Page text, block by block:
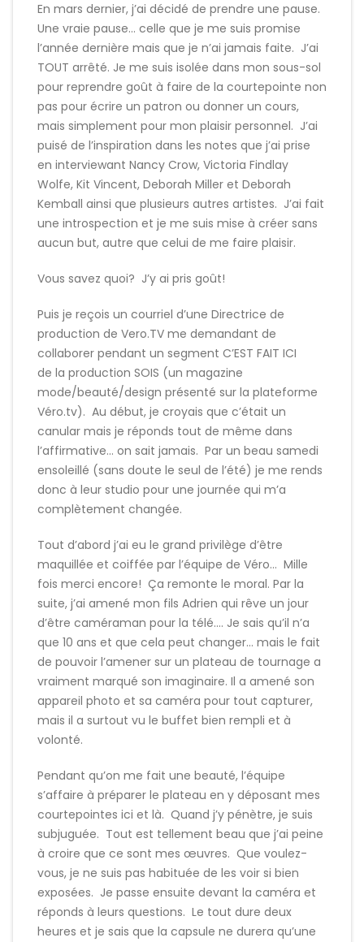
En mars dernier, j’ai décidé de prendre une pause.
Une vraie pause… celle que je me suis promise
l’année dernière mais que je n’ai jamais faite. J’ai
TOUT arrêté. Je me suis isolée dans mon sous-sol
pour reprendre goût à faire de la courtepointe non
pas pour écrire un patron ou donner un cours,
mais simplement pour mon plaisir personnel. J’ai
puisé de l’inspiration dans les notes que j’ai prise
en interviewant Nancy Crow, Victoria Findlay
Wolfe, Kit Vincent, Deborah Miller et Deborah
Kemball ainsi que plusieurs autres artistes. J’ai fait
une introspection et je me suis mise à créer sans
aucun but, autre que celui de me faire plaisir.
Vous savez quoi? J’y ai pris goût!
Puis je reçois un courriel d’une Directrice de
production de Vero.TV me demandant de
collaborer pendant un segment C’EST FAIT ICI
de la production SOIS (un magazine
mode/beauté/design présenté sur la plateforme
Véro.tv). Au début, je croyais que c’était un
canular mais je réponds tout de même dans
l’affirmative… on sait jamais. Par un beau samedi
ensoleillé (sans doute le seul de l’été) je me rends
donc à leur studio pour une journée qui m’a
complètement changée.
Tout d’abord j’ai eu le grand privilège d’être
maquillée et coiffée par l’équipe de Véro… Mille
fois merci encore! Ça remonte le moral. Par la
suite, j’ai amené mon fils Adrien qui rêve un jour
d’être caméraman pour la télé…. Je sais qu’il n’a
que 10 ans et que cela peut changer… mais le fait
de pouvoir l’amener sur un plateau de tournage a
vraiment marqué son imaginaire. Il a amené son
appareil photo et sa caméra pour tout capturer,
mais il a surtout vu le buffet bien rempli et à
volonté.
Pendant qu’on me fait une beauté, l’équipe
s’affaire à préparer le plateau en y déposant mes
courtepointes ici et là. Quand j’y pénètre, je suis
subjuguée. Tout est tellement beau que j’ai peine
à croire que ce sont mes œuvres. Que voulez-
vous, je ne suis pas habituée de les voir si bien
exposées. Je passe ensuite devant la caméra et
réponds à leurs questions. Le tout dure deux
heures et je sais que la capsule ne durera qu’une